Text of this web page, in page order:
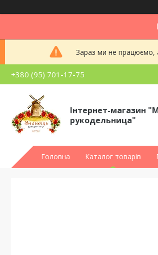
Зараз ми не працюємо,
+380 (95) 701-17-75
Інтернет-магазин
рукодельница"
Головна Каталог товарів